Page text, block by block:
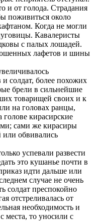
и от голода. Страдания
поживиться около
Когда не могли
Кавалеристы
с палых лошадей.
лафетов и шины
солдат, более похожих
брели в сильнейшие
товарищей своих и к
на головах ранцы,
кирасирские
сами же кирасиры
обвивались
успевали развести
это кушанье почти в
идти дальше или
случае не очень
солдат преспокойно
отстреливалась от
необходимость и
места, то уносили с